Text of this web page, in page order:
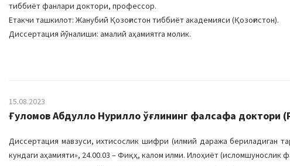
тиббиёт фанлари доктори, профессор.
Етакчи ташкилот: Жанубий Қозоғистон тиббиёт академияси (Қозоғистон).
Диссертация йўналиши: амалий аҳамиятга молик.
15.08.2023
Ғуломов Абдулло Нурилло ўғлининг фалсафа доктори
Диссертация мавзуси, ихтисослик шифри (илмий даража бериладиган
кундаги аҳамияти», 24.00.03 – Фиқҳ, калом илми. Илоҳиёт (исломшунослик